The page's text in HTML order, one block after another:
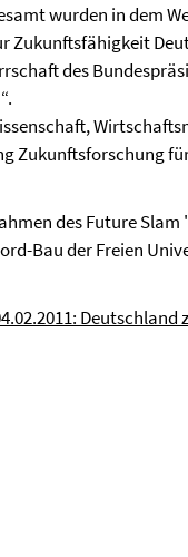
wurden in dem
Zukunftsfähigkeit
des
Zukunftsforschung
des Future Slam
Bau der Freien